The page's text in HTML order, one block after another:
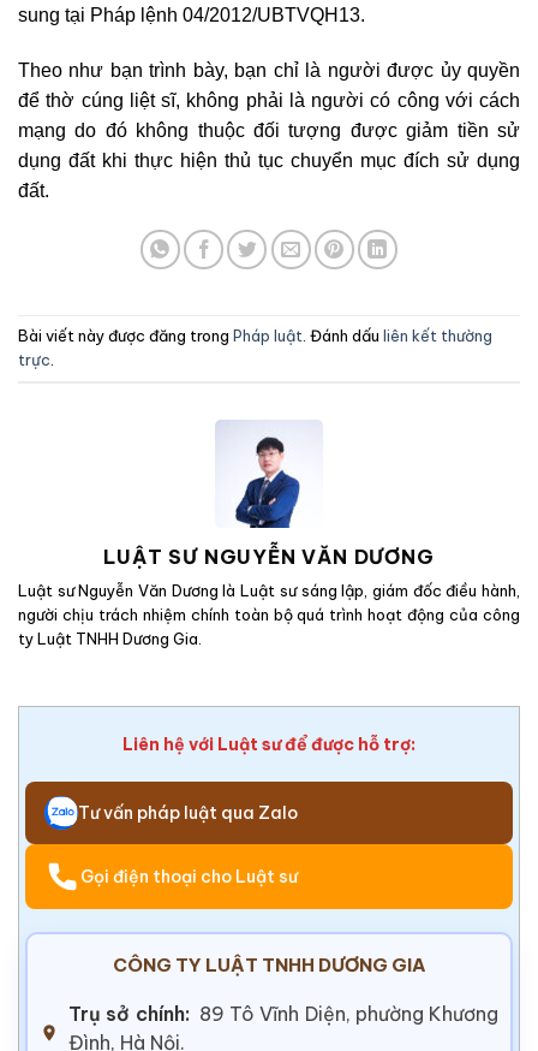
sung tại Pháp lệnh 04/2012/UBTVQH13.
Theo như bạn trình bày, bạn chỉ là người được ủy quyền
để thờ cúng liệt sĩ, không phải là người có công với cách
mạng do đó không thuộc đối tượng được giảm tiền sử
dụng đất khi thực hiện thủ tục chuyển mục đích sử dụng
đất.
Bài viết này được đăng trong Pháp luật . Đánh dấu liên kết thường
trực
LUẬT SƯ NGUYỄN VĂN DƯƠNG
Luật sư Nguyễn Văn Dương là Luật sư sáng lập, giám đốc điều hành,
người chịu trách nhiệm chính toàn bộ quá trình hoạt động của công
ty Luật TNHH Dương Gia.
Liên hệ với Luật sư để được hỗ trợ:
Tư vấn pháp luật qua Zalo
Gọi điện thoại cho Luật sư
CÔNG TY LUẬT TNHH DƯƠNG GIA
Trụ sở chính: 89 Tô Vĩnh Diện, phường Khương
Đình, Hà Nội.